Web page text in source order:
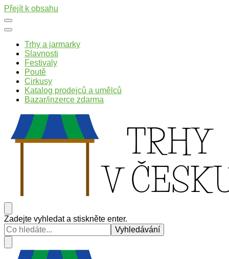
Přejít k obsahu
Trhy a jarmarky
Slavnosti
Festivaly
Poutě
Cirkusy
Katalog prodejců a umělců
Bazar/inzerce zdarma
Trhy v Česku
Trhy, jarmarky, slavnosti a poutě v České republice
Hledáte
něco
?
Zadejte vyhledat a stiskněte enter.